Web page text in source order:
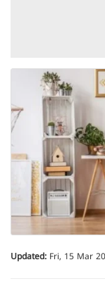
Updated: Fri, 15 Mar